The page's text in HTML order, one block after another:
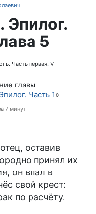
Эпилог.
5
Часть первая. V ·
главы
Часть 1»
7 минут
оставив
принял их
он впал в
свой крест:
по расчёту.